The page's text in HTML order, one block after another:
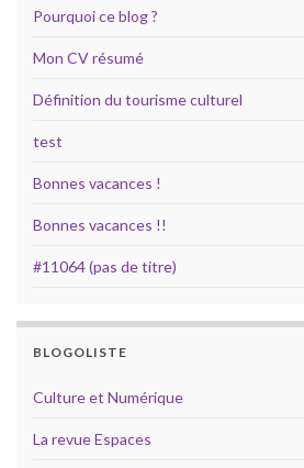
Pourquoi ce blog ?
Mon CV résumé
Définition du tourisme culturel
test
Bonnes vacances !
Bonnes vacances !!
#11064 (pas de titre)
BLOGOLISTE
Culture et Numérique
La revue Espaces